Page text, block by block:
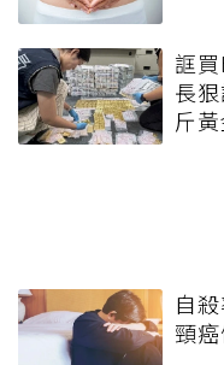
誆
長
斤
自
頸